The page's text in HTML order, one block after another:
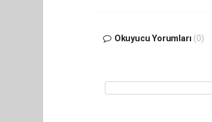
Okuyucu Yorumları (0)